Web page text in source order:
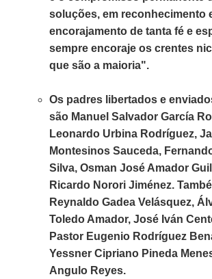
soluções, em reconhecimento
encorajamento de tanta fé e
sempre encoraje os crentes
que são a maioria".
Os padres libertados e
são Manuel Salvador García
Leonardo Urbina Rodríguez,
Montesinos Sauceda,
Silva, Osman José Amador
Ricardo Norori Jiménez.
Reynaldo Gadea Velásquez,
Toledo Amador, José Iván
Pastor Eugenio Rodríguez
Yessner Cipriano Pineda
Angulo Reyes.